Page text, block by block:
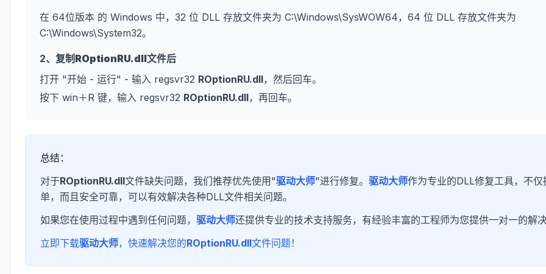
在 64位版本 的 Windows 中，32 位 DLL 存放文件夹为 C:\Windows\SysWOW64，64 位 DLL 存放文件夹为
C:\Windows\System32。
2、复制 ROptionRU.dll文件后
打开 "开始 - 运行" - 输入 regsvr32 ROptionRU.dll，然后回车。
按下 win＋R 键，输入 regsvr32 ROptionRU.dll，再回车。
总结：
对于ROptionRU.dll文件缺失问题，我们推荐优先使用"驱动大师"进行修复。 驱动大师作为专业的DLL修复工具，不仅
单，而且安全可靠，可以有效解决各种DLL文件相关问题。
如果您在使用过程中遇到任何问题， 驱动大师还提供专业的技术支持服务，有经验丰富的工程师为您提供一对一的解决
立即下载驱动大师，快速解决您的ROptionRU.dll文件问题！